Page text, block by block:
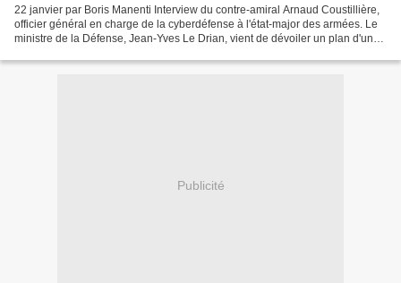
22 janvier par Boris Manenti Interview du contre-amiral Arnaud Coustillière,
officier général en charge de la cyberdéfense à l'état-major des armées. Le
ministre de la Défense, Jean-Yves Le Drian, vient de dévoiler un plan d'un
Publicité